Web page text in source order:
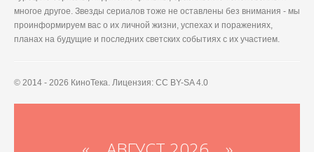
многое другое. Звезды сериалов тоже не оставлены без внимания - мы
проинформируем вас о их личной жизни, успехах и поражениях,
планах на будущие и последних светских событиях с их участием.
© 2014 - 2026 КиноТека. Лицензия: CC BY-SA 4.0